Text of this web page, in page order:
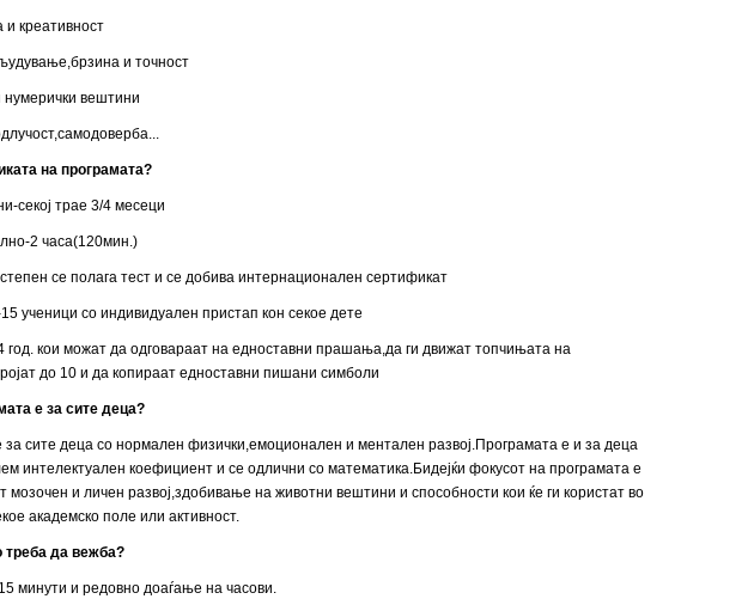
и креативност
и точност
вештини
на програмата?
секој трае 3/4 месеци
2 часа(120мин.)
се полага тест и се добива интернационален сертификат
ученици со индивидуален пристап кон секое дете
год. кои можат да одговараат на едноставни прашања,да ги движат топчињата на
до 10 и да копираат едноставни пишани симболи
е за сите деца?
за сите деца со нормален физички,емоционален и ментален развој.Програмата е и за деца
интелектуален коефициент и се одлични со математика.Бидејќи фокусот на програмата е
мозочен и личен развој,здобивање на животни вештини и способности кои ќе ги користат во
академско поле или активност.
треба да вежба?
минути и редовно доаѓање на часови.